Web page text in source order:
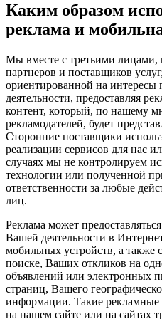
Каким образом
реклама и
Мы вместе с третьими лицами,
партнеров и поставщиков
ориентированной на интересы
деятельности, предоставляя
контент, который, по нашему
рекламодателей, будет
Сторонние поставщики
реализации сервисов для нас
случаях мы не контролируем
технологии или полученной
ответственности за любые
лиц.
Реклама может
Вашей деятельности в
мобильных устройств, а
поиске, Ваших откликов на
объявлений или электронных
страниц, Вашего
информации. Такие рекламные
на нашем сайте или на сайтах